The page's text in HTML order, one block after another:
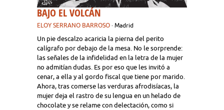
BAJO EL VOLCÁN
ELOY SERRANO BARROSO · Madrid
Un pie descalzo acaricia la pierna del perito
calígrafo por debajo de la mesa. No le sorprende:
las señales de la infidelidad en la letra de la mujer
no admitían dudas. Es por eso que les invitó a
cenar, a ella y al gordo fiscal que tiene por marido.
Ahora, tras comerse las verduras afrodisíacas, la
mujer deja el rastro de su lengua en un helado de
chocolate y se relame con delectación, como si